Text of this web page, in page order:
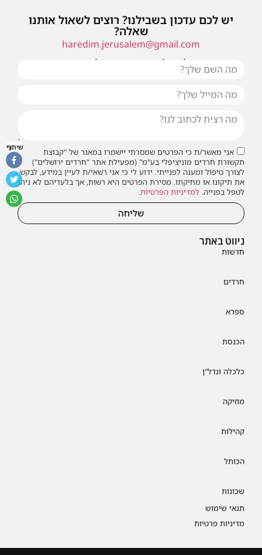
ניווט באתר
חדשות
חרדים
ספרא
הכנסת
כלכלה ונדל"ן
מוזיקה
קהילות
הכותל
שכונות
תנאי שימוש
מדיניות פרטיות
יש לכם עדכון בשבילנו? רוצים לשאול אותנו
שאלה?
haredim.jerusalem@gmail.com
או שילחו אלינו פנייה ונחזור אליכם בהקדם
אני מאשר/ת כי הפרטים שמסרתי יישמרו במאגר של "קבוצת
תקשורת חרדים מוניציפלי בע"מ" (מפעילת אתר "חרדים ירושלים")
לצורך טיפול ומענה לפנייתי. ידוע לי כי אני רשאי/ת לעיין במידע, לבקש
את תיקונו או מחיקתו. מסירת הפרטים היא רשות, אך בלעדיהם לא ניתן
לטפל בפנייה. למדיניות הפרטיות.
שליחה
שיתוף